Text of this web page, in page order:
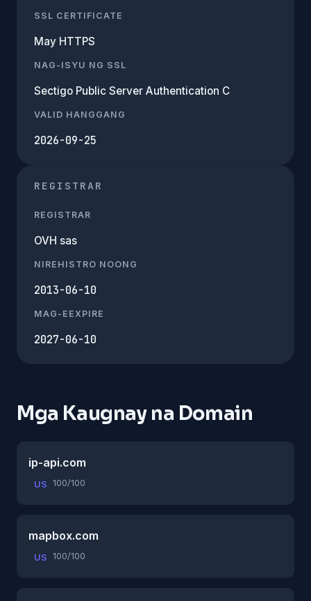
SSL CERTIFICATE
May HTTPS
NAG-ISYU NG SSL
Sectigo Public Server Authentication C
VALID HANGGANG
2026-09-25
REGISTRAR
REGISTRAR
OVH sas
NIREHISTRO NOONG
2013-06-10
MAG-EEXPIRE
2027-06-10
Mga Kaugnay na Domain
ip-api.com
US 100/100
mapbox.com
US 100/100